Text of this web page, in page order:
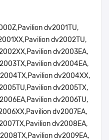
dv2001TU,
dv2002TU,
dv2003EA,
dv2004EA,
dv2004XX,
dv2005TX,
dv2006TU,
dv2007EA,
dv2008EA,
dv2009EA,